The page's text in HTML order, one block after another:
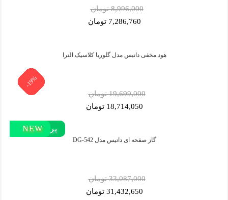
8,996,000 تومان
7,286,760 تومان
هود مخفی داتیس مدل گلوریا کلاسیک الترا
19,699,000 تومان
18,714,050 تومان
گاز صفحه ای داتیس مدل DG-542
-5%
33,087,000 تومان
31,432,650 تومان
-5%
-19%
پر بازدید
-19%
پر فروش‌
-5%
-19%
پر فروش‌
-19%
-19%
-5%
-19%
-5%
NEW
-19%